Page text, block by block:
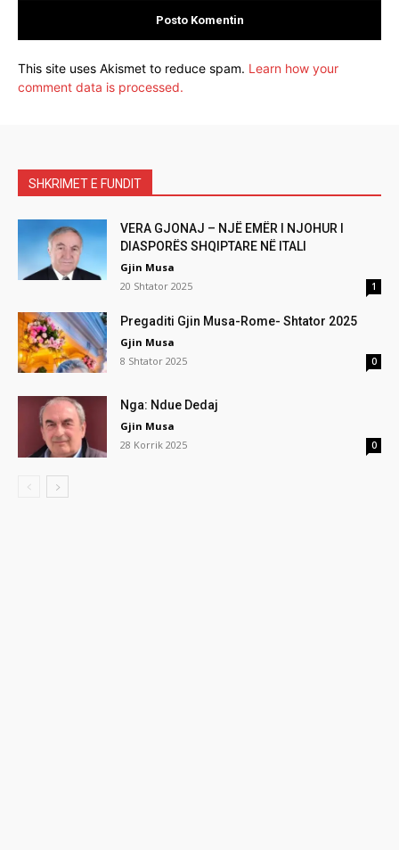
This site uses Akismet to reduce spam. Learn how your
comment data is processed.
SHKRIMET E FUNDIT
VERA GJONAJ – NJË EMËR I NJOHUR I
DIASPORËS SHQIPTARE NË ITALI
Gjin Musa
20 Shtator 2025
1
Pregaditi Gjin Musa-Rome- Shtator 2025
Gjin Musa
8 Shtator 2025
0
Nga: Ndue Dedaj
Gjin Musa
28 Korrik 2025
0